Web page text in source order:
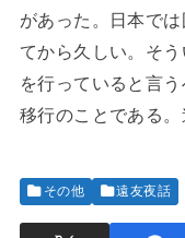
があった。日本で
てから久しい。そ
を行っていると言
移行のことである。
その他 遠友夜話